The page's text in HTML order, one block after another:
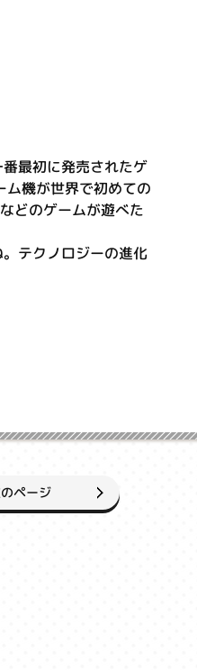
最初に発売されたゲ
機が世界で初めての
どのゲームが遊べた
テクノロジーの進化
ページ